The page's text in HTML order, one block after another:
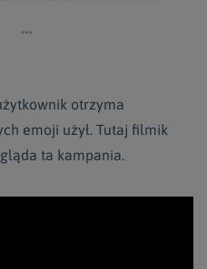
otrzyma
emoji użył. Tutaj filmik
ta kampania.